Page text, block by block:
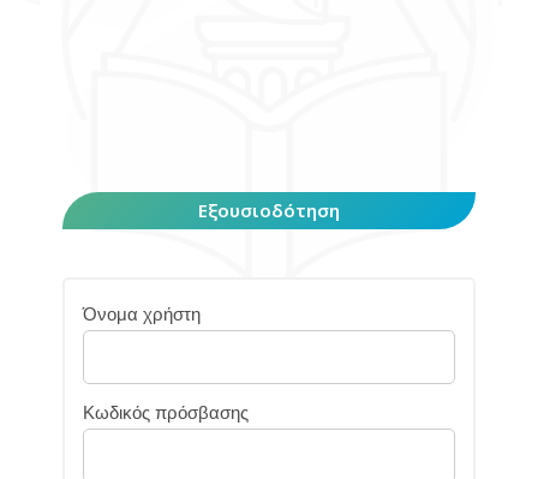
Εξουσιοδότηση
Όνομα χρήστη
Κωδικός πρόσβασης